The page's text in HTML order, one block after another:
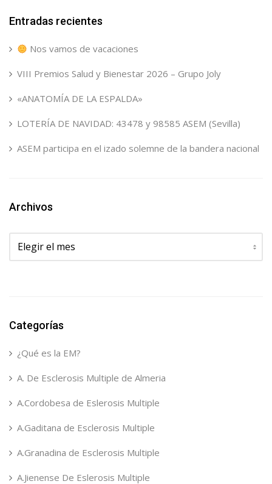
Entradas recientes
Nos vamos de vacaciones
VIII Premios Salud y Bienestar 2026 – Grupo Joly
«ANATOMÍA DE LA ESPALDA»
LOTERÍA DE NAVIDAD: 43478 y 98585 ASEM (Sevilla)
ASEM participa en el izado solemne de la bandera nacional
Archivos
Archivos
Categorías
¿Qué es la EM?
A. De Esclerosis Multiple de Almeria
A.Cordobesa de Eslerosis Multiple
A.Gaditana de Esclerosis Multiple
A.Granadina de Esclerosis Multiple
A.Jienense De Eslerosis Multiple